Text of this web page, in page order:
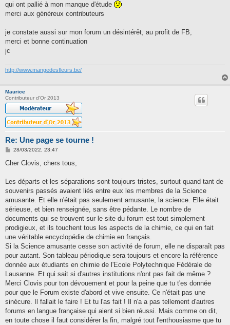
qui ont pallié à mon manque d'étude
merci aux généreux contributeurs
je constate aussi sur mon forum un désintérêt, au profit de FB,
merci et bonne continuation
jc
http://www.mangedesfleurs.be/
Maurice
Contributeur d'Or 2013
Re: Une page se tourne !
M
s
g
28/03/2022, 23:47
Cher Clovis, chers tous,
Les départs et les séparations sont toujours tristes, surtout quand tant de
souvenirs passés avaient liés entre eux les membres de la Science
amusante. Et elle n'était pas seulement amusante, la science. Elle était
sérieuse, et bien renseignée, sans être pédante. Le nombre de
documents qui se trouvent sur le site du forum est tout simplement
prodigieux, et ils touchent tous les aspects de la chimie, ce qui en fait
une véritable encyclopédie de chimie en français.
Si la Science amusante cesse son activité de forum, elle ne disparaît pas
pour autant. Son tableau périodique sera toujours et encore la référence
donnée aux étudiants en chimie de l'Ecole Polytechnique Fédérale de
Lausanne. Et qui sait si d'autres institutions n'ont pas fait de même ?
Merci Clovis pour ton dévouement et pour la peine que tu t'es donnée
pour que le Forum existe d'abord et vive ensuite. Ce n'était pas une
sinécure. Il fallait le faire ! Et tu l'as fait ! Il n'a a pas tellement d'autres
forums en langue française qui aient si bien réussi. Mais comme on dit,
en toute chose il faut considérer la fin, malgré tout l'enthousiasme que tu